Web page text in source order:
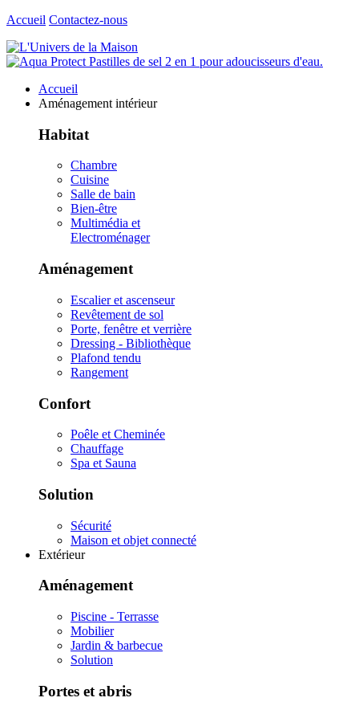
Accueil Contactez-nous
Accueil
Aménagement intérieur
Habitat
Chambre
Cuisine
Salle de bain
Bien-être
Multimédia et
Electroménager
Aménagement
Escalier et ascenseur
Revêtement de sol
Porte, fenêtre et verrière
Dressing - Bibliothèque
Plafond tendu
Rangement
Confort
Poêle et Cheminée
Chauffage
Spa et Sauna
Solution
Sécurité
Maison et objet connecté
Extérieur
Aménagement
Piscine - Terrasse
Mobilier
Jardin & barbecue
Solution
Portes et abris